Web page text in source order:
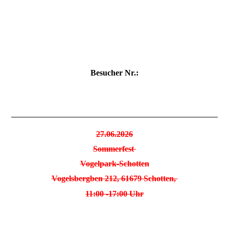
Besucher Nr.:
27.06.2026
Sommerfest
Vogelpark-Schotten
Vogelsbergben 212, 61679 Schotten,
11:00 -17:00 Uhr